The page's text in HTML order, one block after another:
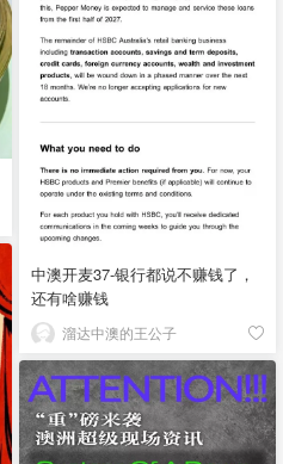
中澳开麦37-银行都说不赚钱了，
还有啥赚钱
溜达中澳的王公子